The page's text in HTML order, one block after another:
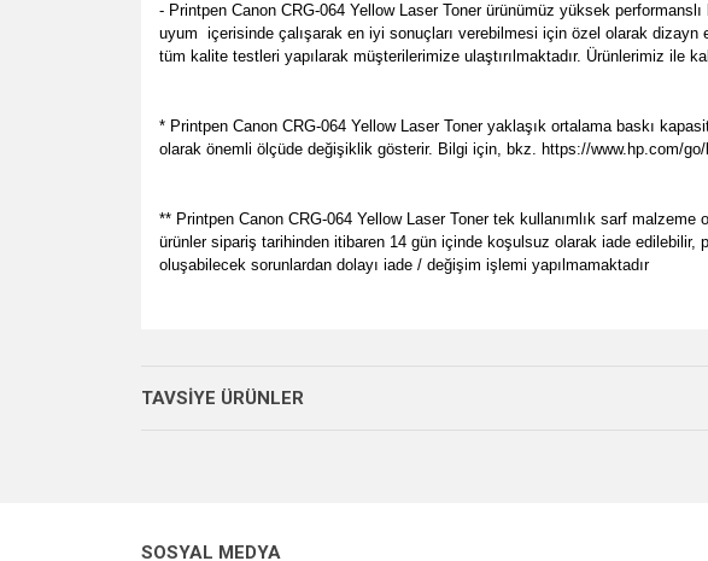
- Printpen Canon CRG-064 Yellow Laser Toner ürünümüz yüksek
uyum içerisinde çalışarak en iyi sonuçları verebilmesi için özel olarak
tüm kalite testleri yapılarak müşterilerimize ulaştırılmaktadır. Ürünlerimiz ile
* Printpen Canon CRG-064 Yellow Laser Toner yaklaşık ortalama baskı
olarak önemli ölçüde değişiklik gösterir. Bilgi için, bkz. https://www.hp.com/
** Printpen Canon CRG-064 Yellow Laser Toner tek kullanımlık sarf malzeme
ürünler sipariş tarihinden itibaren 14 gün içinde koşulsuz olarak iade edilebilir,
oluşabilecek sorunlardan dolayı iade / değişim işlemi yapılmamaktadır
Bu ürüne benzer farklı alternatifler olmalı.
Çok iyi ve anlaşılabilir alışveriş yapabiliyorum
TAVSİYE ÜRÜNLER
SOSYAL MEDYA